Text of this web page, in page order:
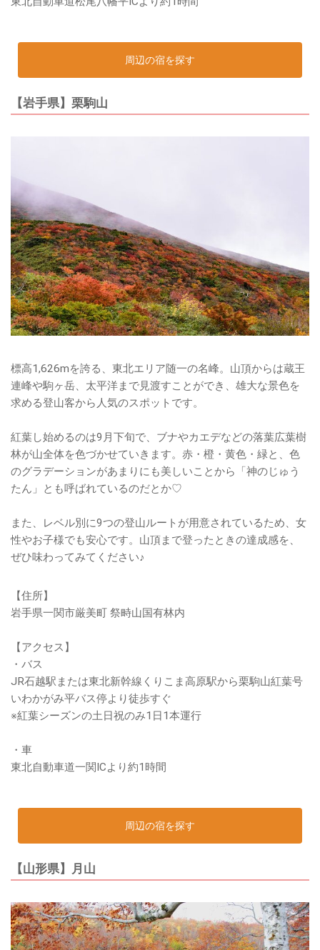
周辺の宿を探す
【岩手県】栗駒山
標高1,626mを誇る、東北エリア随一の名峰。山頂からは蔵王
連峰や駒ヶ岳、太平洋まで見渡すことができ、雄大な景色を
求める登山客から人気のスポットです。
紅葉し始めるのは9月下旬で、ブナやカエデなどの落葉広葉樹
林が山全体を色づかせていきます。赤・橙・黄色・緑と、色
のグラデーションがあまりにも美しいことから「神のじゅう
たん」とも呼ばれているのだとか♡
また、レベル別に9つの登山ルートが用意されているため、女
性やお子様でも安心です。山頂まで登ったときの達成感を、
ぜひ味わってみてください♪
【住所】
岩手県一関市厳美町 祭畤山国有林内
【アクセス】
・バス
JR石越駅または東北新幹線くりこま高原駅から栗駒山紅葉号
いわかがみ平バス停より徒歩すぐ
※紅葉シーズンの土日祝のみ1日1本運行
・車
東北自動車道一関ICより約1時間
周辺の宿を探す
【山形県】月山